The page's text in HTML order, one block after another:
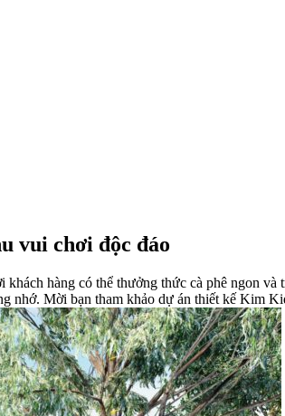
vui chơi độc đáo
hàng có thể thưởng thức cà phê ngon
nhớ. Mời bạn tham khảo dự án thiết kế Kim